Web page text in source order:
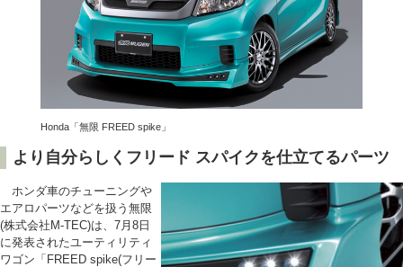
Honda「無限 FREED spike」
より自分らしくフリード スパイクを仕立てるパーツ
ホンダ車のチューニングや
エアロパーツなどを扱う無限
(株式会社M-TEC)は、7月8日
に発表されたユーティリティ
ワゴン「FREED spike(フリー